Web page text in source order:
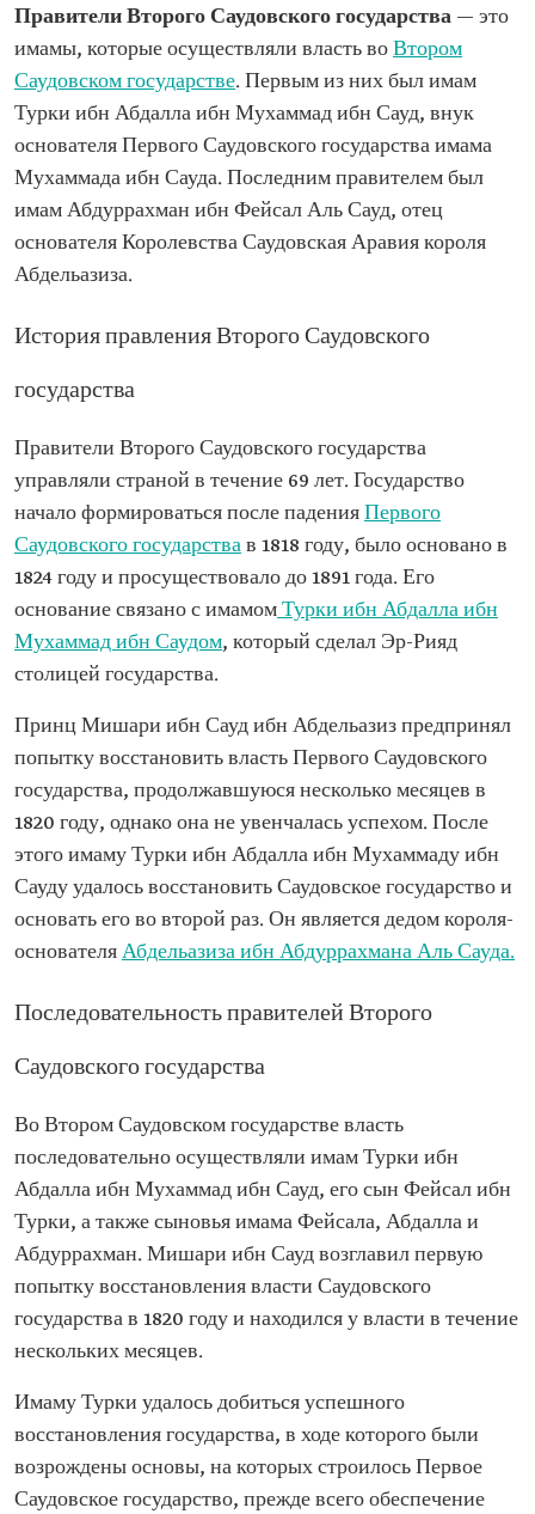
Правители Второго Саудовского государства — это
имамы, которые осуществляли власть воВтором
Саудовском государстве. Первым из них был имам
Турки ибн Абдалла ибн Мухаммад ибн Сауд, внук
основателя Первого Саудовского государства имама
Мухаммада ибн Сауда. Последним правителем был
имам Абдуррахман ибн Фейсал Аль Сауд, отец
основателя Королевства Саудовская Аравия короля
Абдельазиза.
История правления Второго Саудовского
государства
Правители Второго Саудовского государства
управляли страной в течение 69 лет. Государство
начало формироваться после паденияПервого
Саудовского государствав 1818 году, было основано в
1824 году и просуществовало до 1891 года. Его
основание связано с имамомТурки ибн Абдалла ибн
Мухаммад ибн Саудом, который сделал Эр-Рияд
столицей государства.
Принц Мишари ибн Сауд ибн Абдельазиз предпринял
попытку восстановить власть Первого Саудовского
государства, продолжавшуюся несколько месяцев в
1820 году, однако она не увенчалась успехом. После
этого имаму Турки ибн Абдалла ибн Мухаммаду ибн
Сауду удалось восстановить Саудовское государство и
основать его во второй раз. Он является дедом короля-
основателяАбдельазиза ибн Абдуррахмана Аль Сауда.
Последовательность правителей Второго
Саудовского государства
Во Втором Саудовском государстве власть
последовательно осуществляли имам Турки ибн
Абдалла ибн Мухаммад ибн Сауд, его сын Фейсал ибн
Турки, а также сыновья имама Фейсала, Абдалла и
Абдуррахман. Мишари ибн Сауд возглавил первую
попытку восстановления власти Саудовского
государства в 1820 году и находился у власти в течение
нескольких месяцев.
Имаму Турки удалось добиться успешного
восстановления государства, в ходе которого были
возрождены основы, на которых строилось Первое
Саудовское государство, прежде всего обеспечение